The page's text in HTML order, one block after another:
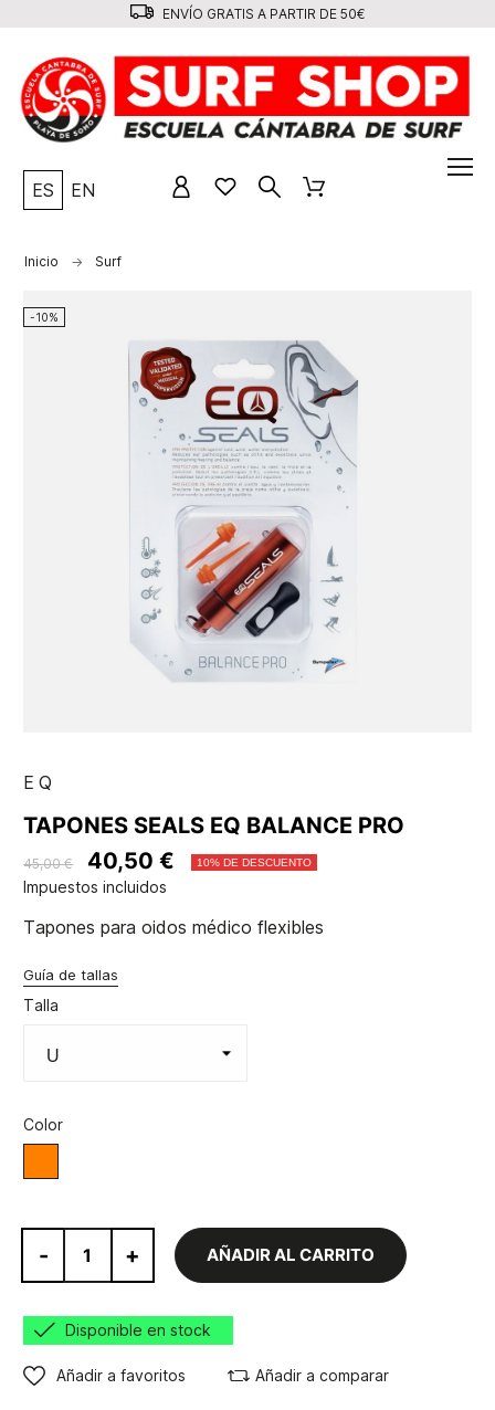
ENVÍO GRATIS A PARTIR DE 50€
ES EN
Inicio Surf
-10%
EQ
TAPONES SEALS EQ BALANCE PRO
45,00 € 40,50 € 10% DE DESCUENTO
Impuestos incluidos
Tapones para oidos médico flexibles
Guía de tallas
Talla
Color
- + AÑADIR AL CARRITO
Disponible en stock
Añadir a favoritos Añadir a comparar